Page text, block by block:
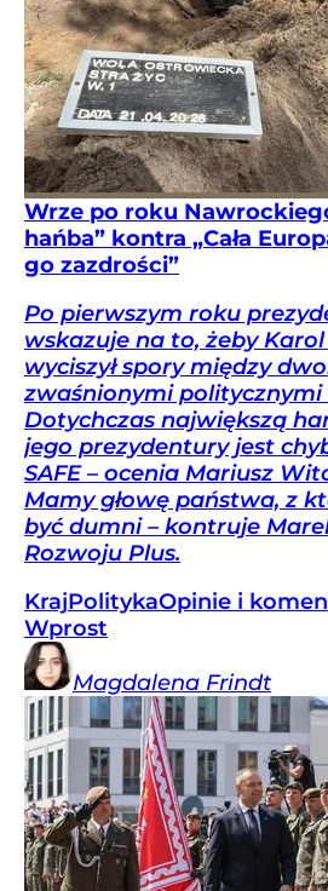
Wrze po roku
hańba” kontra „Cała
go zazdrości”
Po pierwszym roku
wskazuje na to, żeby
wyciszył spory między
zwaśnionymi politycznymi
Dotychczas największą
jego prezydentury jest
SAFE – ocenia Mariusz
Mamy głowę państwa, z
być dumni – kontruje
Rozwoju Plus.
KrajPolitykaOpinie i
Wprost
Magdalena Frindt